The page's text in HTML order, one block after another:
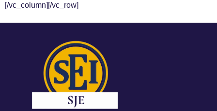
[/vc_column][/vc_row]